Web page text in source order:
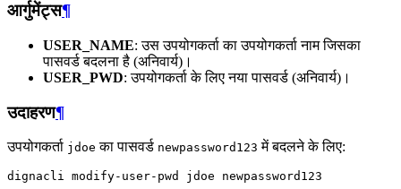
आर्गुमेंट्स¶
USER_NAME: उस उपयोगकर्ता का उपयोगकर्ता नाम जिसका
पासवर्ड बदलना है (अनिवार्य)।
USER_PWD: उपयोगकर्ता के लिए नया पासवर्ड (अनिवार्य)।
उदाहरण¶
उपयोगकर्ता jdoe का पासवर्ड newpassword123 में बदलने के लिए:
dignacli modify-user-pwd jdoe